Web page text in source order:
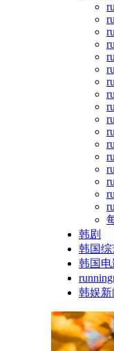
韩剧
韩国综
韩国电
韩娱新